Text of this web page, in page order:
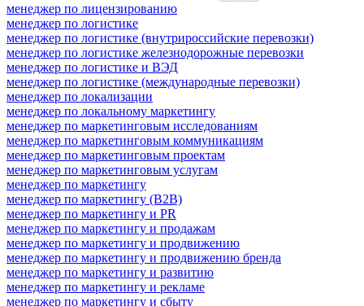
менеджер по лицензированию
менеджер по логистике
менеджер по логистике (внутрироссийские перевозки)
менеджер по логистике железнодорожные перевозки
менеджер по логистике и ВЭД
менеджер по логистике (международные перевозки)
менеджер по локализации
менеджер по локальному маркетингу
менеджер по маркетинговым исследованиям
менеджер по маркетинговым коммуникациям
менеджер по маркетинговым проектам
менеджер по маркетинговым услугам
менеджер по маркетингу
менеджер по маркетингу (B2B)
менеджер по маркетингу и PR
менеджер по маркетингу и продажам
менеджер по маркетингу и продвижению
менеджер по маркетингу и продвижению бренда
менеджер по маркетингу и развитию
менеджер по маркетингу и рекламе
менеджер по маркетингу и сбыту